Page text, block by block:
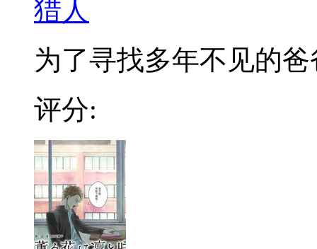
猎人
为了寻找多年不见的爸
评分: